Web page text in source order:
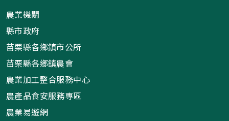
農業機關
縣市政府
苗栗縣各鄉鎮市公所
苗栗縣各鄉鎮農會
農業加工整合服務中心
農產品食安服務專區
農業易遊網